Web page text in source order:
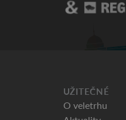
UŽITEČNÉ
O veletrhu